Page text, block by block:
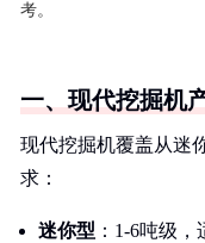
考。
一、现代挖掘机
现代挖掘机覆盖从迷
求：
迷你型 ：1-6吨级